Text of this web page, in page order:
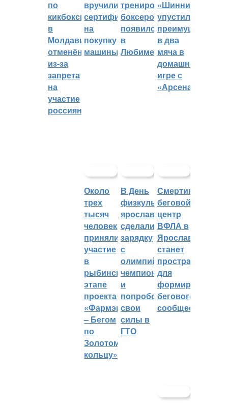
по
кикбоксингу
в
Молдавии
отменён
из-за
запрета
на
участие
россиян
вручили
сертификат
на
покупку
машины
тренировок
боксеров
появился
в
Любиме
«Шинник»
упустил
преимущество
в два
мяча в
домашней
игре с
«Арсеналом»
Около
трех
тысяч
человек
приняли
участие
в
рыбинском
этапе
проекта
«Фармэко
– Бегом
по
Золотому
кольцу»
В День
физкультурника
ярославцы
сделали
зарядку
с
олимпийским
чемпионом
и
попробовали
свои
силы в
ГТО
Смертин:
беговой
центр
ВФЛА в
Ярославле
станет
пространством
для
формирования
бегового
сообщества